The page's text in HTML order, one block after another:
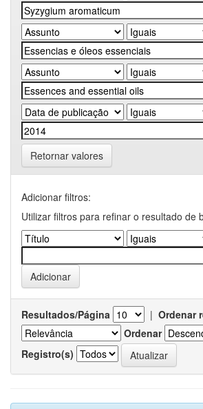
Retornar valores
Adicionar filtros:
Utilizar filtros para refinar o resultado de
Resultados/Página | Ordenar
Ordenar
Registro(s)